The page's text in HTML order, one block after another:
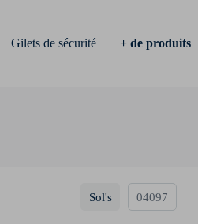
Gilets de sécurité + de produits
Sol's 04097